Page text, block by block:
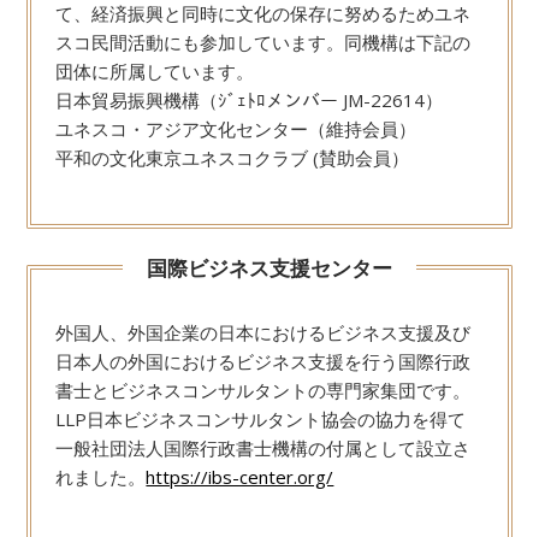
て、経済振興と同時に文化の保存に努めるためユネ
スコ民間活動にも参加しています。同機構は下記の
団体に所属しています。
日本貿易振興機構（ｼﾞｪﾄﾛメンバー JM-22614）
ユネスコ・アジア文化センター（維持会員）
平和の文化東京ユネスコクラブ (賛助会員）
国際ビジネス支援センター
外国人、外国企業の日本におけるビジネス支援及び
日本人の外国におけるビジネス支援を行う国際行政
書士とビジネスコンサルタントの専門家集団です。
LLP日本ビジネスコンサルタント協会の協力を得て
一般社団法人国際行政書士機構の付属として設立さ
れました。https://ibs-center.org/